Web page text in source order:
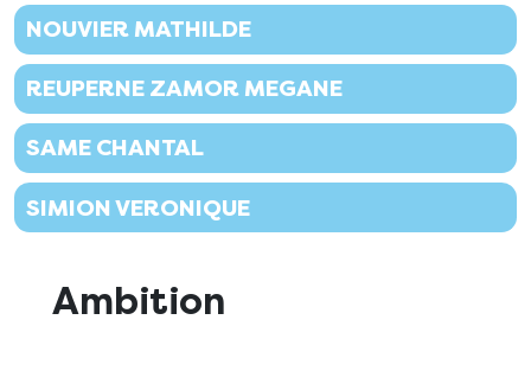
NOUVIER MATHILDE
REUPERNE ZAMOR MEGANE
SAME CHANTAL
SIMION VERONIQUE
Ambition